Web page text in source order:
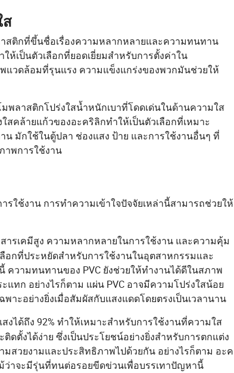
ส
าสติกที่ขึ้นชื่อเรื่องความหลากหลายและความทนทาน
เป็นตัวเลือกที่ยอดเยี่ยมสำหรับการตั้งค่าใน
แวดล้อมที่รุนแรง ความแข็งแกร่งของพวกมันช่วยให้
พลาสติกโปร่งใสน้ำหนักเบาที่โดดเด่นในด้านความใส
คล้ายแก้วของอะคริลิกทำให้เป็นตัวเลือกที่เหมาะ
มักใช้ในตู้ปลา ช่องแสง ป้าย และการใช้งานอื่นๆ ที่
าพการใช้งาน
ใช้งาน การทำความเข้าใจปัจจัยเหล่านี้สามารถช่วยให้
รเคมีสูง ความหลากหลายในการใช้งาน และความคุ้ม
อกที่ประหยัดสำหรับการใช้งานในอุตสาหกรรมและ
วามทนทานของ PVC ยังช่วยให้ทำงานได้ดีในสภาพ
ทก อย่างไรก็ตาม แผ่น PVC อาจมีความโปร่งใสน้อย
พาะอย่างยิ่งเมื่อสัมผัสกับแสงแดดโดยตรงเป็นเวลานาน
ได้ถึง 92% ทำให้เหมาะสำหรับการใช้งานที่ความใส
ตั้งได้ง่าย ซึ่งเป็นประโยชน์อย่างยิ่งสำหรับการตกแต่ง
สวยงามและประสิทธิภาพไปด้วยกัน อย่างไรก็ตาม อะค
ว่าจะมีรุ่นที่ทนต่อรอยขีดข่วนเพื่อบรรเทาปัญหานี้